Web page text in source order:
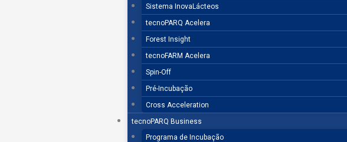
Sistema InovaLácteos
tecnoPARQ Acelera
Forest Insight
tecnoFARM Acelera
Spin-Off
Pré-Incubação
Cross Acceleration
tecnoPARQ Business
Programa de Incubação